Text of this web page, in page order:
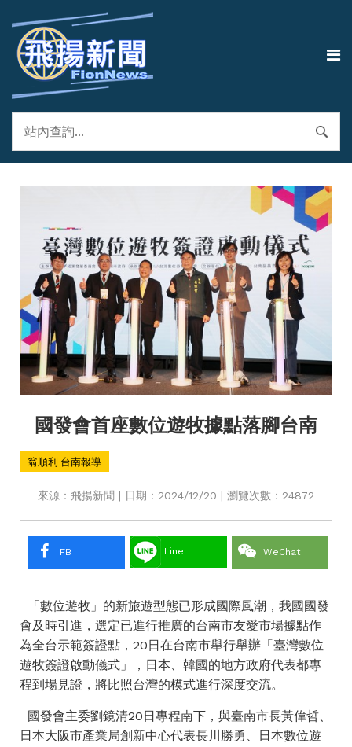
國發會首座數位遊牧據點落腳台南
翁順利 台南報導
來源：飛揚新聞 | 日期：2024/12/20 | 瀏覽次數：24872
FB Line WeChat
「數位遊牧」的新旅遊型態已形成國際風潮，我國國發
會及時引進，選定已進行推廣的台南市友愛市場據點作
為全台示範簽證點，20日在台南市舉行舉辦「臺灣數位
遊牧簽證啟動儀式」，日本、韓國的地方政府代表都專
程到場見證，將比照台灣的模式進行深度交流。
國發會主委劉鏡清20日專程南下，與臺南市長黃偉哲、
日本大阪市產業局創新中心代表長川勝勇、日本數位遊